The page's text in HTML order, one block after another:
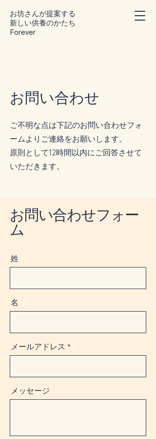
お坊さんが提案する
​新しい供養のかたち
Forever
お問い合わせ
ご不明な点は下記のお問い合わせフォ
ームよりご連絡をお願いします。
原則として12時間以内にご回答させて
いただきます。
お問い合わせフォー
ム
姓
名
メールアドレス
メッセージ